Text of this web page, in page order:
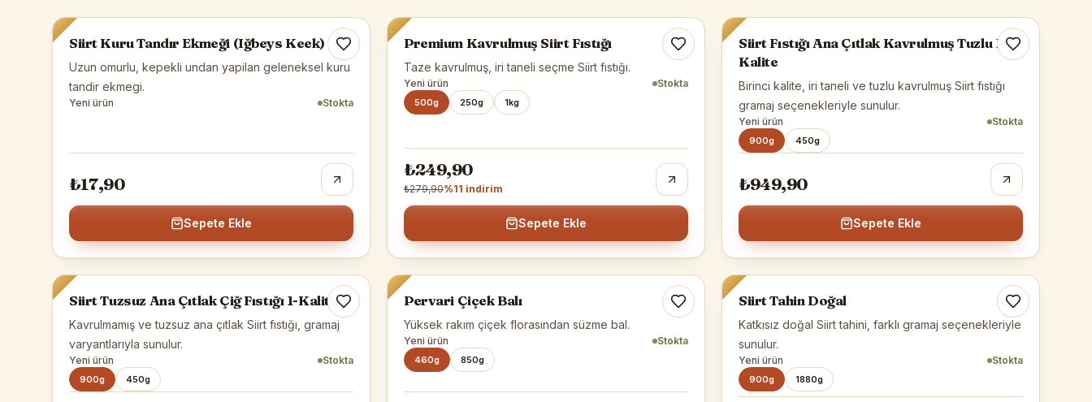
Siirt Kuru Tandır Ekmeği (Iğbeys Keek)
Uzun omurlu, kepekli undan yapilan geleneksel kuru
tandir ekmegi.
Yeni ürün Stokta
₺17,90
Sepete Ekle
Premium Kavrulmuş Siirt Fıstığı
Taze kavrulmuş, iri taneli seçme Siirt fıstığı.
Yeni ürün Stokta
500g 250g 1kg
₺249,90
₺279,90%11 indirim
Sepete Ekle
Siirt Fıstığı Ana Çıtlak Kavrulmuş Tuzlu 1-
Kalite
Birinci kalite, iri taneli ve tuzlu kavrulmuş Siirt fıstığı
gramaj seçenekleriyle sunulur.
Yeni ürün Stokta
900g 450g
₺949,90
Sepete Ekle
Siirt Fıstığı
Siirt Tuzsuz Ana Çıtlak Çiğ Fıstığı 1-Kalite
Kavrulmamış ve tuzsuz ana çıtlak Siirt fıstığı, gramaj
varyantlarıyla sunulur.
Yeni ürün Stokta
900g 450g
Pervari Balı
Pervari Çiçek Balı
Yüksek rakım çiçek florasından süzme bal.
Yeni ürün Stokta
460g 850g
Siirt Tahini
Siirt Tahin Doğal
Katkısız doğal Siirt tahini, farklı gramaj seçenekleriyle
sunulur.
Yeni ürün Stokta
900g 1880g